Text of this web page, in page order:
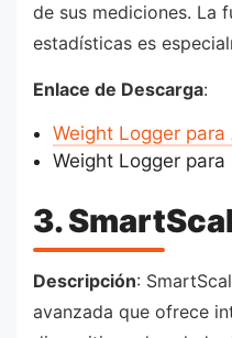
de sus mediciones. La
estadísticas es
Enlace de Descarga:
Weight Logger para
Weight Logger para
3.
Descripción:
avanzada que ofrece